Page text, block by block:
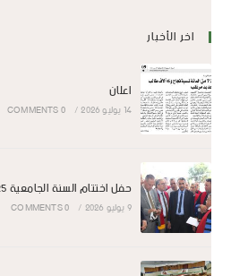
اخر الأخبار
اعلان
14 يوليو 2026 /
0 COMMENTS
حفل اختتام السنة الجامعية 2026/2025
9 يوليو 2026 /
0 COMMENTS